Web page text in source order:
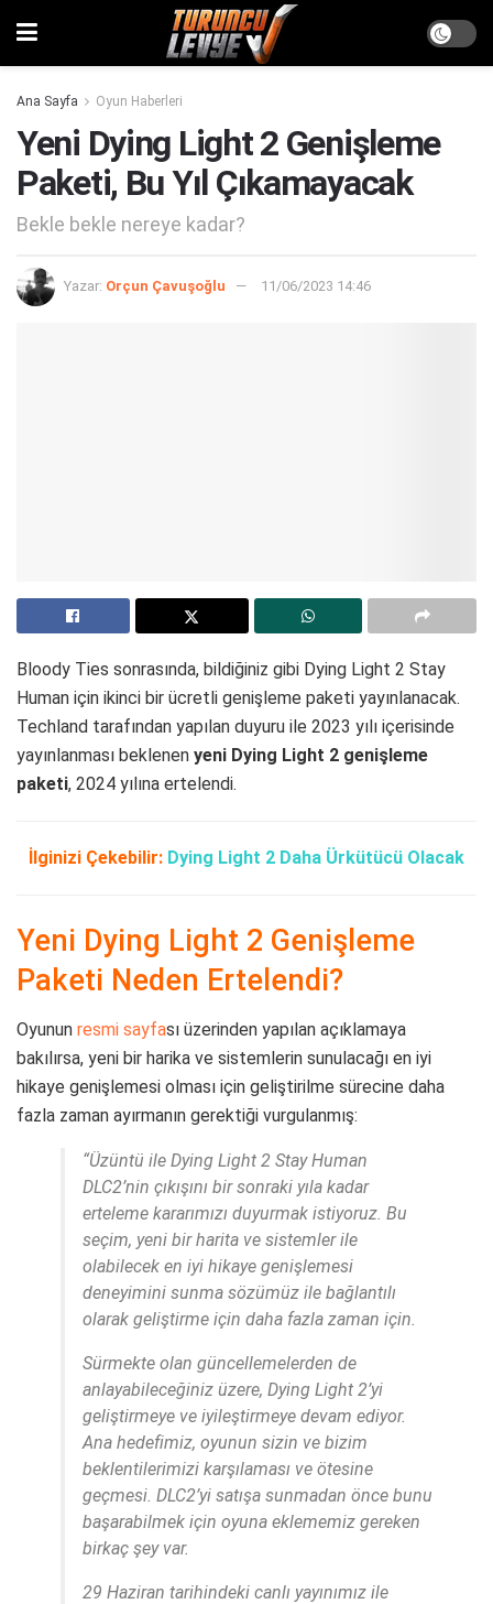
Ana Sayfa Oyun Haberleri
Yeni Dying Light 2 Genişleme
Paketi, Bu Yıl Çıkamayacak
Bekle bekle nereye kadar?
Yazar: Orçun Çavuşoğlu 11/06/2023 14:46
Bloody Ties sonrasında, bildiğiniz gibi Dying Light 2 Stay
Human için ikinci bir ücretli genişleme paketi yayınlanacak.
Techland tarafından yapılan duyuru ile 2023 yılı içerisinde
yayınlanması beklenen yeni Dying Light 2 genişleme
paketi, 2024 yılına ertelendi.
İlginizi Çekebilir: Dying Light 2 Daha Ürkütücü Olacak
Yeni Dying Light 2 Genişleme
Paketi Neden Ertelendi?
Oyunun resmi sayfası üzerinden yapılan açıklamaya
bakılırsa, yeni bir harika ve sistemlerin sunulacağı en iyi
hikaye genişlemesi olması için geliştirilme sürecine daha
fazla zaman ayırmanın gerektiği vurgulanmış:
“Üzüntü ile Dying Light 2 Stay Human
DLC2’nin çıkışını bir sonraki yıla kadar
erteleme kararımızı duyurmak istiyoruz. Bu
seçim, yeni bir harita ve sistemler ile
olabilecek en iyi hikaye genişlemesi
deneyimini sunma sözümüz ile bağlantılı
olarak geliştirme için daha fazla zaman için.
Sürmekte olan güncellemelerden de
anlayabileceğiniz üzere, Dying Light 2’yi
geliştirmeye ve iyileştirmeye devam ediyor.
Ana hedefimiz, oyunun sizin ve bizim
beklentilerimizi karşılaması ve ötesine
geçmesi. DLC2’yi satışa sunmadan önce bunu
başarabilmek için oyuna eklememiz gereken
birkaç şey var.
29 Haziran tarihindeki canlı yayınımız ile